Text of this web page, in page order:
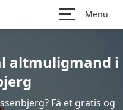
Menu
altmuligmand i
Få et gratis og